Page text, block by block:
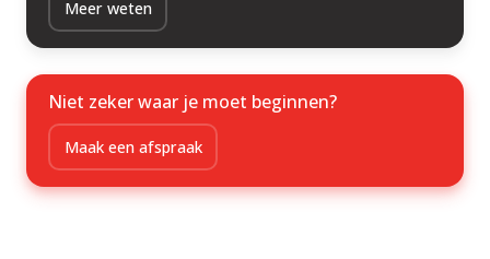
Meer weten
Niet zeker waar je moet beginnen?
Maak een afspraak